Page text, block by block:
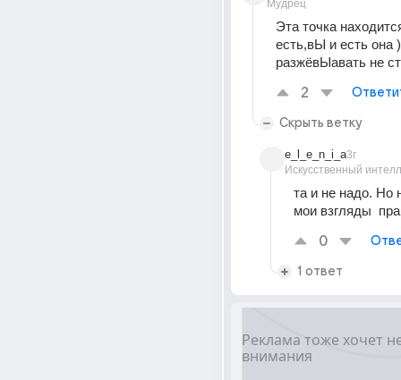
Мудрец
Эта точка
есть,вЫ и есть она
разжёвЫавать не
2
Скрыть ветку
e_l_e_n_i_a
Искусственный
3г
та и не надо. Но
мои взгляды
0
1 ответ